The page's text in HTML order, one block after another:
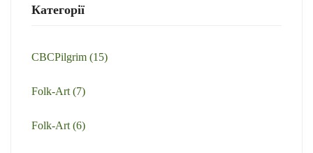
Категорії
CBCPilgrim (15)
Folk-Art (7)
Folk-Art (6)